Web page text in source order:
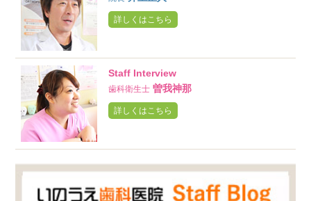
詳しくはこちら
Staff Interview
歯科衛生士 曽我神那
詳しくはこちら